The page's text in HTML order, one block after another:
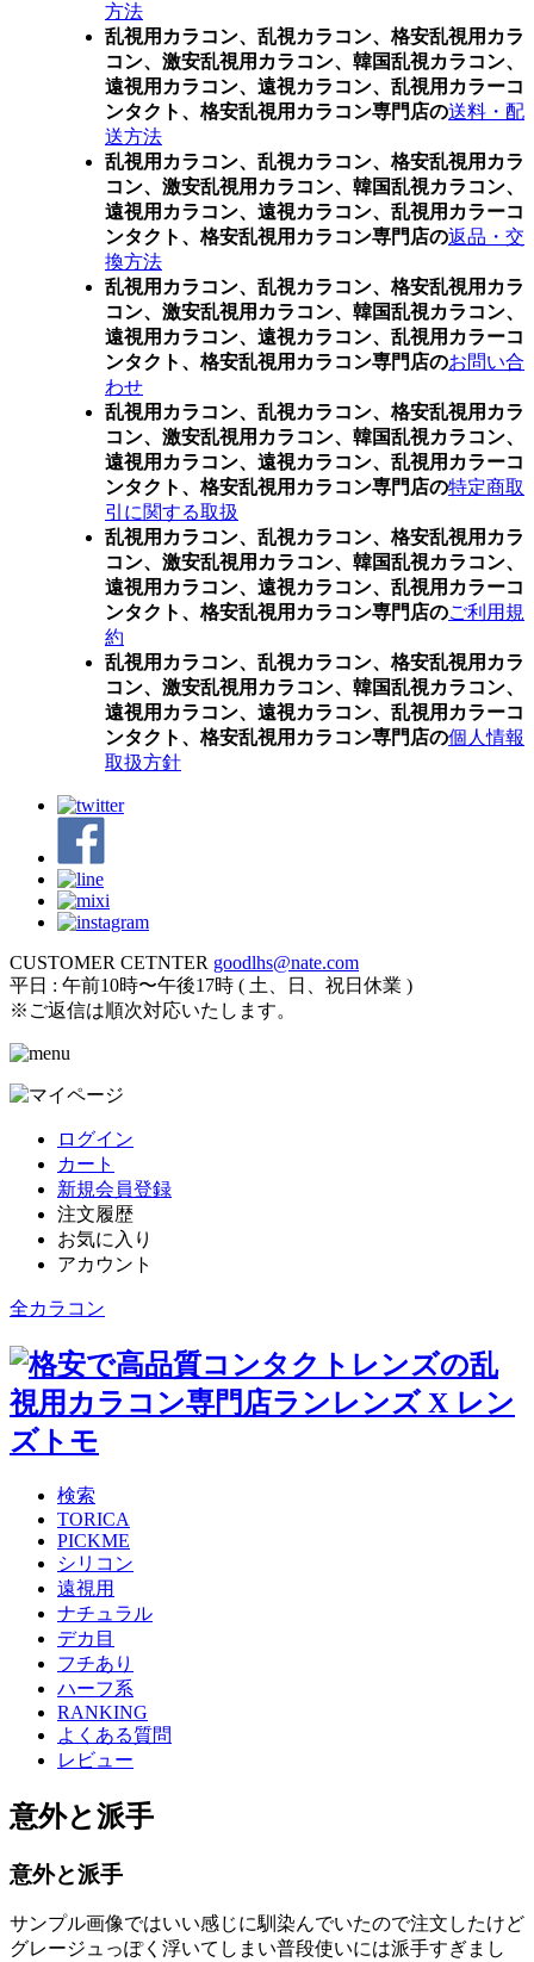
方法
乱視用カラコン、乱視カラコン、格安乱視用カラ
コン、激安乱視用カラコン、韓国乱視カラコン、
遠視用カラコン、遠視カラコン、乱視用カラーコ
ンタクト、格安乱視用カラコン専門店の送料・配
送方法
乱視用カラコン、乱視カラコン、格安乱視用カラ
コン、激安乱視用カラコン、韓国乱視カラコン、
遠視用カラコン、遠視カラコン、乱視用カラーコ
ンタクト、格安乱視用カラコン専門店の返品・交
換方法
乱視用カラコン、乱視カラコン、格安乱視用カラ
コン、激安乱視用カラコン、韓国乱視カラコン、
遠視用カラコン、遠視カラコン、乱視用カラーコ
ンタクト、格安乱視用カラコン専門店のお問い合
わせ
乱視用カラコン、乱視カラコン、格安乱視用カラ
コン、激安乱視用カラコン、韓国乱視カラコン、
遠視用カラコン、遠視カラコン、乱視用カラーコ
ンタクト、格安乱視用カラコン専門店の特定商取
引に関する取扱
乱視用カラコン、乱視カラコン、格安乱視用カラ
コン、激安乱視用カラコン、韓国乱視カラコン、
遠視用カラコン、遠視カラコン、乱視用カラーコ
ンタクト、格安乱視用カラコン専門店のご利用規
約
乱視用カラコン、乱視カラコン、格安乱視用カラ
コン、激安乱視用カラコン、韓国乱視カラコン、
遠視用カラコン、遠視カラコン、乱視用カラーコ
ンタクト、格安乱視用カラコン専門店の個人情報
取扱方針
CUSTOMER CETNTER goodlhs@nate.com
平日 : 午前10時〜午後17時 ( 土、日、祝日休業 )
※ご返信は順次対応いたします。
ログイン
カート
新規会員登録
注文履歴
お気に入り
アカウント
全カラコン
検索
TORICA
PICKME
シリコン
遠視用
ナチュラル
デカ目
フチあり
ハーフ系
RANKING
よくある質問
レビュー
意外と派手
意外と派手
サンプル画像ではいい感じに馴染んでいたので注文したけど
グレージュっぽく浮いてしまい普段使いには派手すぎまし